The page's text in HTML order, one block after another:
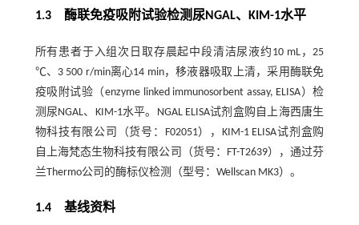
1.3 酶联免疫吸附试验检测尿NGAL、KIM-1水平
所有患者于入组次日取存晨起中段清洁尿液约10 mL，25
℃、3 500 r/min离心14 min，移液器吸取上清，采用酶联免
疫吸附试验（enzyme linked immunosorbent assay, ELISA）检
测尿NGAL、KIM-1水平。NGAL ELISA试剂盒购自上海西唐生
物科技有限公司（货号：F02051），KIM-1 ELISA试剂盒购
自上海梵态生物科技有限公司（货号：FT-T2639），通过芬
兰Thermo公司的酶标仪检测（型号：Wellscan MK3）。
1.4 基线资料